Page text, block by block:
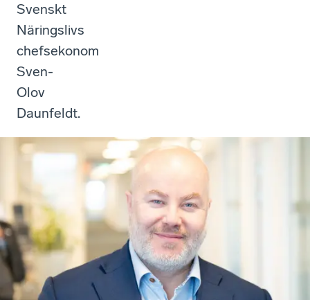
Svenskt
Näringslivs
chefsekonom
Sven-
Olov
Daunfeldt.